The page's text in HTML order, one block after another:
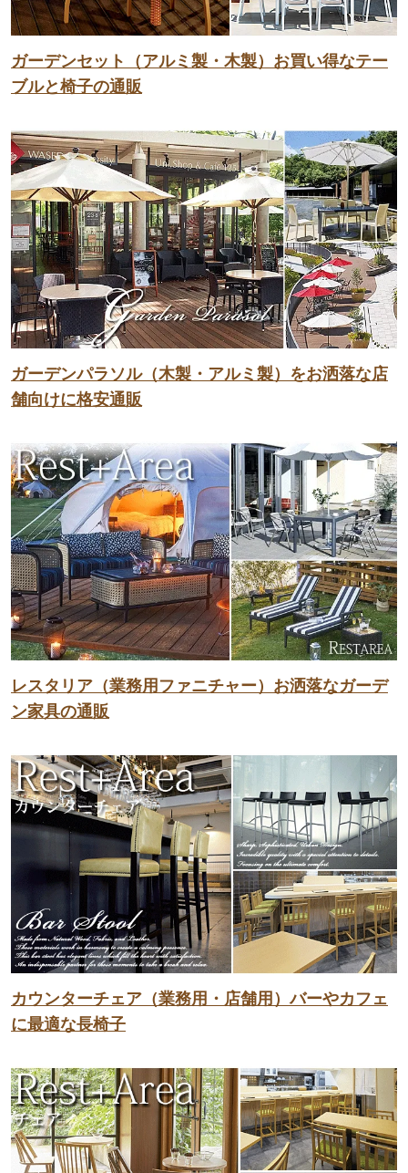
ガーデンセット（アルミ製・木製）お買い得なテー
ブルと椅子の通販
ガーデンパラソル（木製・アルミ製）をお洒落な店
舗向けに格安通販
レスタリア（業務用ファニチャー）お洒落なガーデ
ン家具の通販
カウンターチェア（業務用・店舗用）バーやカフェ
に最適な長椅子